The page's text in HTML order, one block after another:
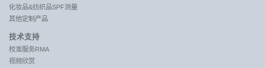
化妆品&纺织品SPF测量
其他定制产品
技术支持
校准服务RMA
视频欣赏